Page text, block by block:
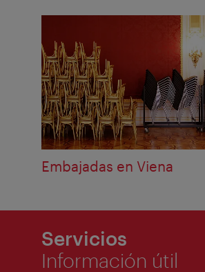
Embajadas en Viena
Servicios
Información útil